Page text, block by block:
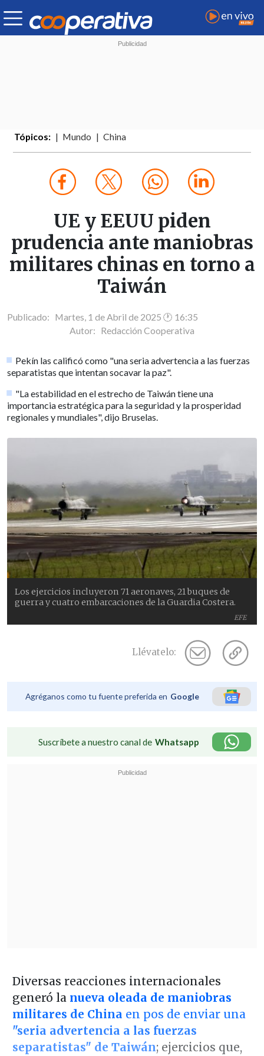
Tópicos: Mundo China
UE y EEUU piden
prudencia ante maniobras
militares chinas en torno a
Taiwán
Publicado: Martes, 1 de Abril de 2025 🕐 16:35
Autor: Redacción Cooperativa
Pekín las calificó como "una seria advertencia a las fuerzas
separatistas que intentan socavar la paz".
"La estabilidad en el estrecho de Taiwán tiene una
importancia estratégica para la seguridad y la prosperidad
regionales y mundiales", dijo Bruselas.
EFE
Los ejercicios incluyeron 71 aeronaves, 21 buques de
guerra y cuatro embarcaciones de la Guardia Costera.
Llévatelo:
Agréganos como tu fuente preferida en Google
Suscríbete a nuestro canal de Whatsapp
Diversas reacciones internacionales
generó la nueva oleada de maniobras
militares de China en pos de enviar una
"seria advertencia a las fuerzas
separatistas" de Taiwán; ejercicios que,